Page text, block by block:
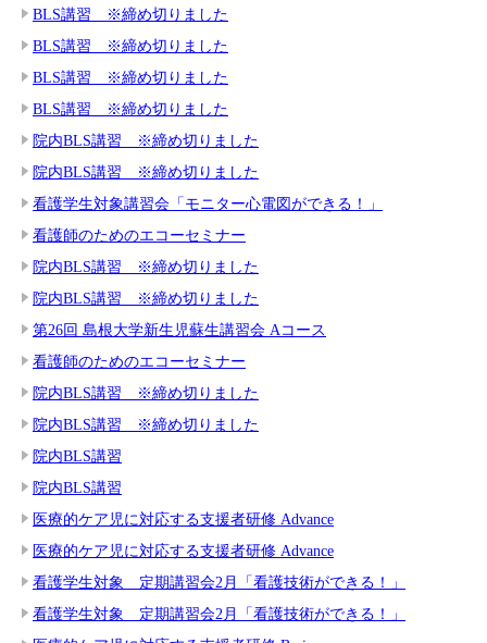
BLS講習 ※締め切りました
BLS講習 ※締め切りました
BLS講習 ※締め切りました
BLS講習 ※締め切りました
院内BLS講習 ※締め切りました
院内BLS講習 ※締め切りました
看護学生対象講習会「モニター心電図ができる！」
看護師のためのエコーセミナー
院内BLS講習 ※締め切りました
院内BLS講習 ※締め切りました
第26回 島根大学新生児蘇生講習会 Aコース
看護師のためのエコーセミナー
院内BLS講習 ※締め切りました
院内BLS講習 ※締め切りました
院内BLS講習
院内BLS講習
医療的ケア児に対応する支援者研修 Advance
医療的ケア児に対応する支援者研修 Advance
看護学生対象 定期講習会2月「看護技術ができる！」
看護学生対象 定期講習会2月「看護技術ができる！」